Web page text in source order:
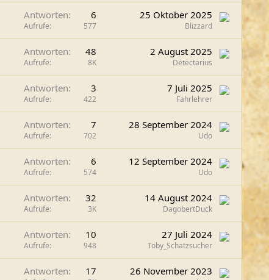
Antworten 6
Aufrufe 577
25 Oktober 2025
Blizzard
Antworten 48
Aufrufe 8K
2 August 2025
Detectarius
Antworten 3
Aufrufe 422
7 Juli 2025
Fahrlehrer
Antworten 7
Aufrufe 702
28 September 2024
Udo
Antworten 6
Aufrufe 574
12 September 2024
Udo
Antworten 32
Aufrufe 3K
14 August 2024
DagobertDuck
Antworten 10
Aufrufe 948
27 Juli 2024
Toby_Schatzsucher
Antworten 17 26 November 2023